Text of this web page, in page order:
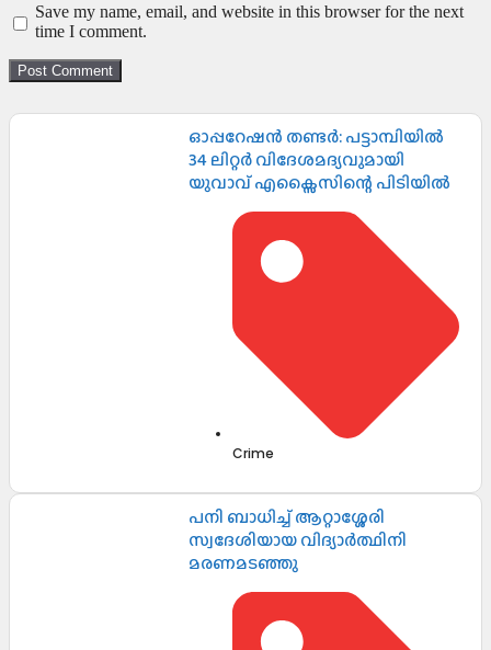
Save my name, email, and website in this browser for the next
time I comment.
ഓപ്പറേഷൻ തണ്ടർ: പട്ടാമ്പിയിൽ
34 ലിറ്റർ വിദേശമദ്യവുമായി
യുവാവ് എക്സൈസിന്റെ പിടിയിൽ
Crime
പനി ബാധിച്ച് ആറ്റാശ്ശേരി
സ്വദേശിയായ വിദ്യാർത്ഥിനി
മരണമടഞ്ഞു